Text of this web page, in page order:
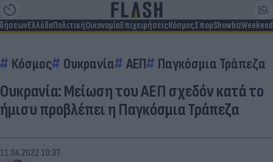
ΕλλάδαΠολιτικήΟικονομίαΕπιχειρήσειςΚόσμοςΣπορShowbizWeekend
Κόσμος Ουκρανία ΑΕΠ Παγκόσμια Τράπεζα
Ουκρανία: Μείωση του ΑΕΠ σχεδόν κατά το
ήμισυ προβλέπει η Παγκόσμια Τράπεζα
11.04.2022 10:37